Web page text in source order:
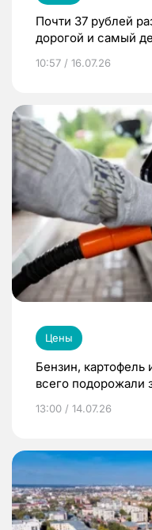
Почти 37 рублей
дорогой и самый
10:57 / 16.07.26
Цены
Бензин, картофель
всего подорожали
13:00 / 14.07.26